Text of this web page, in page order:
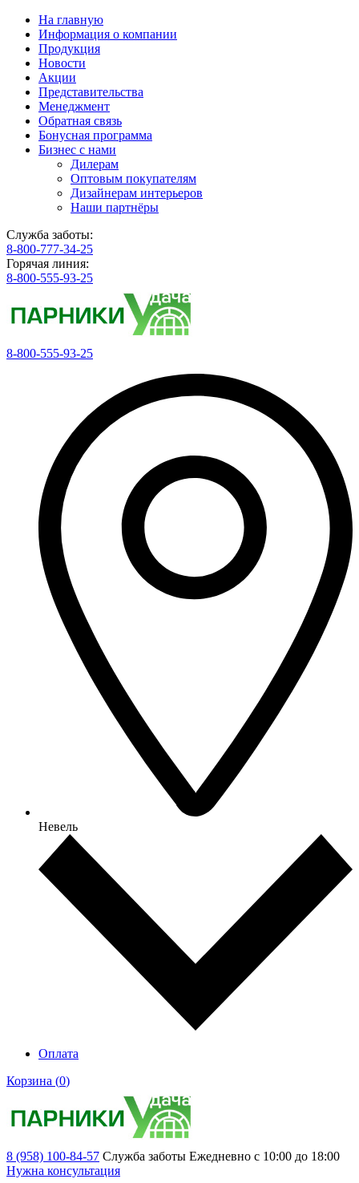
На главную
Информация о компании
Продукция
Новости
Акции
Представительства
Менеджмент
Обратная связь
Бонусная программа
Бизнес с нами
Дилерам
Оптовым покупателям
Дизайнерам интерьеров
Наши партнёры
Служба заботы:
8-800-777-34-25
Горячая линия:
8-800-555-93-25
8-800-555-93-25
Невель
Оплата
Корзина (0)
8 (958) 100-84-57 Служба заботы Ежедневно с 10:00 до 18:00
Нужна консультация